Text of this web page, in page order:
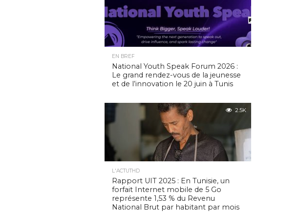
EN BREF
National Youth Speak Forum 2026 :
Le grand rendez-vous de la jeunesse
et de l’innovation le 20 juin à Tunis
2.5K
L'ACTUTHD
Rapport UIT 2025 : En Tunisie, un
forfait Internet mobile de 5 Go
représente 1,53 % du Revenu
National Brut par habitant par mois